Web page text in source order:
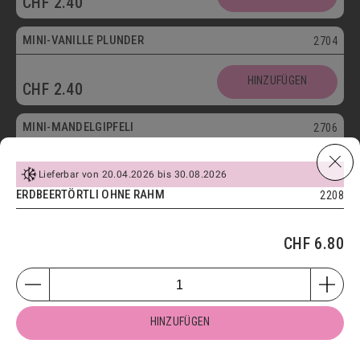
Vegetarisch
MINI-VANILLE PLUNDER 2704
CHF 2.40 HINZUFÜGEN
Vegetarisch
MINI-MANDELGIPFELI 2706
CHF2.40
Vegetarisch
MINI-GIPFELI
CHF1.60
APÉRO-KONFEKT MIT KÄSE 1801
Lieferbar von 20.04.2026 bis 30.08.2026
ERDBEERTÖRTLI OHNE RAHM 2208
CHF 6.80
HINZUFÜGEN